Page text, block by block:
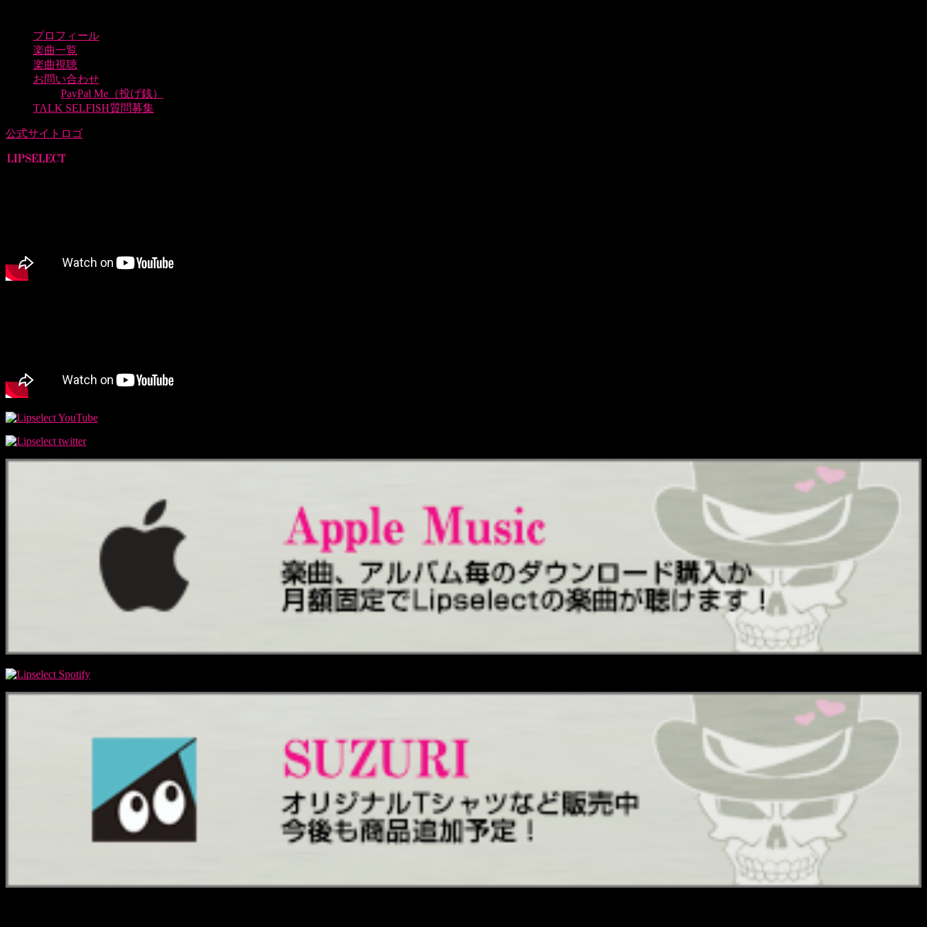
プロフィール
楽曲一覧
楽曲視聴
お問い合わせ
PayPal Me（投げ銭）
TALK SELFISH質問募集
公式サイトロゴ